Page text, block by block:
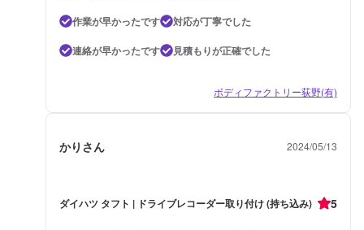
作業が早かったです
対応が丁寧でした
連絡が早かったです
見積もりが正確でした
ボディファクトリー荻野(有)
かりさん 2024/05/13
ダイハツ タフト | ドライブレコーダー取り付け (持ち込み) 5